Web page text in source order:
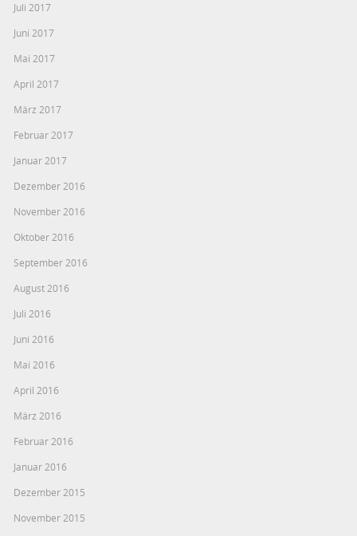
Juli 2017
Juni 2017
Mai 2017
April 2017
März 2017
Februar 2017
Januar 2017
Dezember 2016
November 2016
Oktober 2016
September 2016
August 2016
Juli 2016
Juni 2016
Mai 2016
April 2016
März 2016
Februar 2016
Januar 2016
Dezember 2015
November 2015